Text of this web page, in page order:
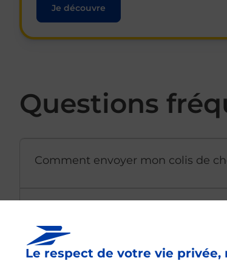
Le respect de votre vie
Je découvre
Questions
Comment envoyer mon colis de
Comment demander une